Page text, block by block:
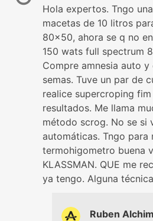
Hola expertos. Tngo
macetas de 10 litros
80x50, ahora se q no
150 wats full spectrum
Compre amnesia auto
semas. Tuve un par de
realice supercroping
resultados. Me llama
método scrog. No se si
automáticas. Tngo para
termohigometro buena
KLASSMAN. QUE me
ya tengo. Alguna
Ruben